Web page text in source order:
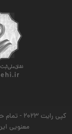
کپی رایت 2023 - تمام حقوق برای
معنویی